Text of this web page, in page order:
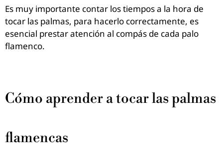
Es muy importante contar los tiempos a la hora de
tocar las palmas, para hacerlo correctamente, es
esencial prestar atención al compás de cada palo
flamenco.
Cómo aprender a tocar las palmas
flamencas